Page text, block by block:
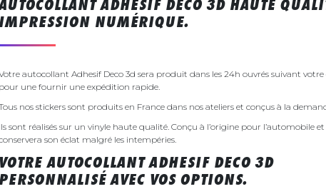
ADHESIF DECO 3D HAUTE
IMPRESSION NUMÉRIQUE.
autocollant Adhesif Deco 3d sera produit dans les 24h ouvrés suivant
pour une fournir une expédition rapide.
nos stickers sont produits en France dans nos ateliers et conçus à la
Ils sont réalisés sur un vinyle haute qualité. Conçu à l’origine pour l’automobile
son éclat malgré les intempéries.
VOTRE AUTOCOLLANT ADHESIF DECO 3D
PERSONNALISÉ AVEC VOS OPTIONS.